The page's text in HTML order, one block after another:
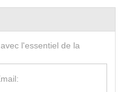
l'essentiel de la